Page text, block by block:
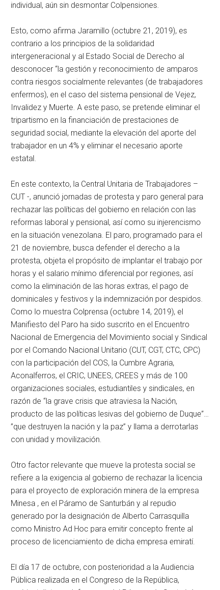
individual, aún sin desmontar Colpensiones.
Esto, como afirma Jaramillo (octubre 21, 2019), es
contrario a los principios de la solidaridad
intergeneracional y al Estado Social de Derecho al
desconocer “la gestión y reconocimiento de amparos
contra riesgos socialmente relevantes (de trabajadores
enfermos), en el caso del sistema pensional de Vejez,
Invalidez y Muerte. A este paso, se pretende eliminar el
tripartismo en la financiación de prestaciones de
seguridad social, mediante la elevación del aporte del
trabajador en un 4% y eliminar el necesario aporte
estatal.
En este contexto, la Central Unitaria de Trabajadores –
CUT -, anunció jornadas de protesta y paro general para
rechazar las políticas del gobierno en relación con las
reformas laboral y pensional, así como su injerencismo
en la situación venezolana. El paro, programado para el
21 de noviembre, busca defender el derecho a la
protesta, objeta el propósito de implantar el trabajo por
horas y el salario mínimo diferencial por regiones, así
como la eliminación de las horas extras, el pago de
dominicales y festivos y la indemnización por despidos.
Como lo muestra Colprensa (octubre 14, 2019), el
Manifiesto del Paro ha sido suscrito en el Encuentro
Nacional de Emergencia del Movimiento social y Sindical
por el Comando Nacional Unitario (CUT, CGT, CTC, CPC)
con la participación del COS, la Cumbre Agraria,
Aconalferros, el CRIC, UNEES, CREES y más de 100
organizaciones sociales, estudiantiles y sindicales, en
razón de “la grave crisis que atraviesa la Nación,
producto de las políticas lesivas del gobierno de Duque”…
”que destruyen la nación y la paz” y llama a derrotarlas
con unidad y movilización.
Otro factor relevante que mueve la protesta social se
refiere a la exigencia al gobierno de rechazar la licencia
para el proyecto de exploración minera de la empresa
Minesa , en el Páramo de Santurbán y al repudio
generado por la designación de Alberto Carrasquilla
como Ministro Ad Hoc para emitir concepto frente al
proceso de licenciamiento de dicha empresa emiratí.
El día 17 de octubre, con posterioridad a la Audiencia
Pública realizada en el Congreso de la República,